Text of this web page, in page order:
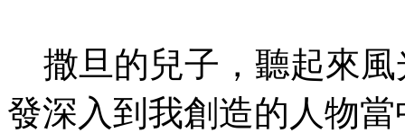
撒旦的兒子，聽起來風
發深入到我創造的人物